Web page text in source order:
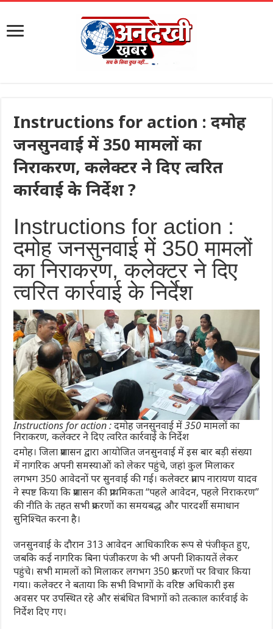
Instructions for action : दमोह
जनसुनवाई में 350 मामलों का
निराकरण, कलेक्टर ने दिए त्वरित
कार्रवाई के निर्देश ?
Instructions for action :
दमोह जनसुनवाई में 350 मामलों
का निराकरण, कलेक्टर ने दिए
त्वरित कार्रवाई के निर्देश
Instructions for action : दमोह जनसुनवाई में 350 मामलों का
निराकरण, कलेक्टर ने दिए त्वरित कार्रवाई के निर्देश
दमोह। जिला प्रशासन द्वारा आयोजित जनसुनवाई में इस बार बड़ी संख्या
में नागरिक अपनी समस्याओं को लेकर पहुंचे, जहां कुल मिलाकर
लगभग 350 आवेदनों पर सुनवाई की गई। कलेक्टर प्रताप नारायण यादव
ने स्पष्ट किया कि प्रशासन की प्राथमिकता “पहले आवेदन, पहले निराकरण”
की नीति के तहत सभी प्रकरणों का समयबद्ध और पारदर्शी समाधान
सुनिश्चित करना है।
जनसुनवाई के दौरान 313 आवेदन आधिकारिक रूप से पंजीकृत हुए,
जबकि कई नागरिक बिना पंजीकरण के भी अपनी शिकायतें लेकर
पहुंचे। सभी मामलों को मिलाकर लगभग 350 प्रकरणों पर विचार किया
गया। कलेक्टर ने बताया कि सभी विभागों के वरिष्ठ अधिकारी इस
अवसर पर उपस्थित रहे और संबंधित विभागों को तत्काल कार्रवाई के
निर्देश दिए गए।